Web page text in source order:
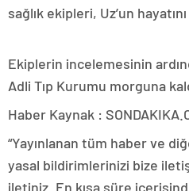
sağlık ekipleri, Uz’un
Ekiplerin incelemesinin
Adli Tıp Kurumu morguna
Haber Kaynak :
“Yayınlanan tüm haber ve
yasal bildirimlerinizi bize
iletiniz. En kısa süre